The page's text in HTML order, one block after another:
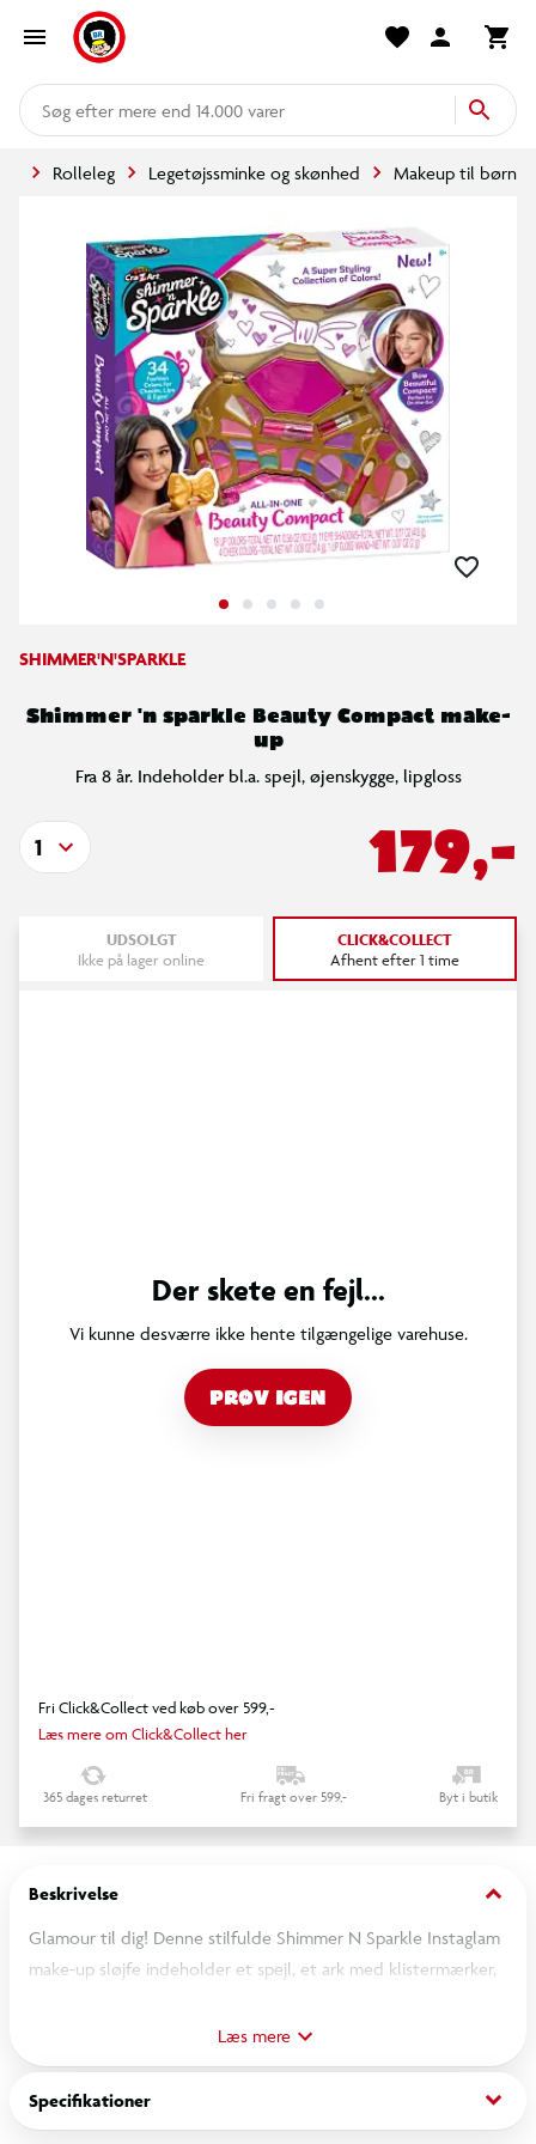
mere end 14.000 varer
Rolleleg Legetøjssminke og skønhed Makeup til børn
SHIMMER'N'SPARKLE
Shimmer 'n sparkle Beauty Compact make-
up
Fra 8 år. Indeholder bl.a. spejl, øjenskygge, lipgloss
179,-
1
UDSOLGT
Ikke på lager online
CLICK&COLLECT
Afhent efter 1 time
Der skete en fejl...
Vi kunne desværre ikke hente tilgængelige varehuse.
PRØV IGEN
Fri Click&Collect ved køb over 599,-
Læs mere om Click&Collect her
365 dages returret Fri fragt over 599,- Byt i butik
Beskrivelse keyboard_arrow_down
Glamour til dig! Denne stilfulde Shimmer N Sparkle Instaglam
make-up sløjfe indeholder et spejl, et ark med klistermærker,
lipgloss, 2 applikatorer og 2 makeup børster. Bakkerne foldes
ud for at få let adgang til sminken! Skønhed på farten!
Alder 8+
Læs mere
Specifikationer keyboard_arrow_down